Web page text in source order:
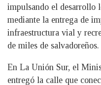
impulsando el desarrollo
mediante la entrega de
infraestructura vial y
de miles de salvadoreños.
En La Unión Sur, el
entregó la calle que